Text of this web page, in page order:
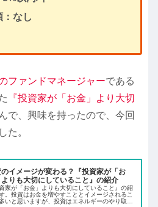
：なし
ファンドマネージャーである
『投資家が「お金」より大切
で、興味を持ったので、今回
た。
イメージが変わる？『投資家が「お
りも大切にしていること』の紹介
資家が「お金」よりも大切にしていること』の紹
。投資はお金を増やすこととイメージされるこ
いと思いますが、投資はエネルギーのやり取り